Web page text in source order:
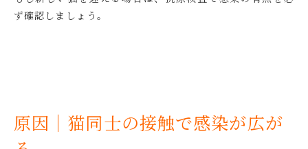
ず確認しましょう。
原因｜猫同士の接触で感染が広が